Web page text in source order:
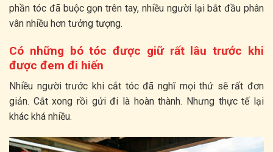
phần tóc đã buộc gọn trên tay, nhiều người lại bắt đầu phân
vân nhiều hơn tưởng tượng.
Có những bó tóc được giữ rất lâu trước khi
được đem đi hiến
Nhiều người trước khi cắt tóc đã nghĩ mọi thứ sẽ rất đơn
giản. Cắt xong rồi gửi đi là hoàn thành. Nhưng thực tế lại
khác khá nhiều.